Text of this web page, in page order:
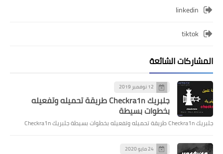
linkedin
tiktok
المشاركات الشائعة
12 نوفمبر 2019
جلبريك Checkra1n طريقة تحميله وتفعيله
بخطوات بسيطة
جلبريك Checkra1n طريقة تحميله وتفعيله بخطوات بسيطة جلبريك Checkra1n
24 مايو 2020